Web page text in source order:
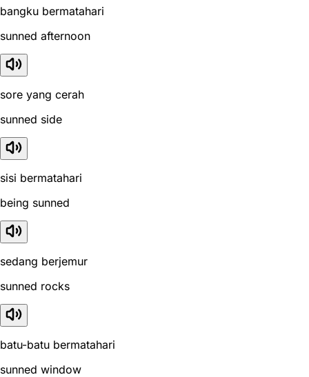
bangku bermatahari
sunned afternoon
sore yang cerah
sunned side
sisi bermatahari
being sunned
sedang berjemur
sunned rocks
batu-batu bermatahari
sunned window